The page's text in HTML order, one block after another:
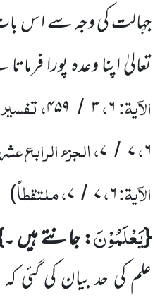
جہالت کی وجہ سے ا س
تعالیٰ اپنا وعدہ پورا
الآیۃ:۶،۳ / ۴۵۹،
۶،۷ / ۷، الجزء الرابع
الآیۃ:۶،۷ / ۷، ملتقطاً)
{یَعْلَمُوْنَ: جانتے ہیں
علم کی حد بیان کی گئی